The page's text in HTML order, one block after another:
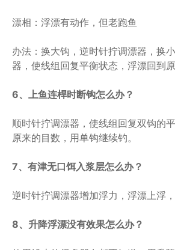
漂相：浮漂有动作，但老跑鱼
办法：换大钩，逆时针拧调漂器，换
器，使线组回复平衡状态，浮漂回到原
6、上鱼连桿时断钩怎么办？
顺时针拧调漂器，使线组回复双钩的
原来的目数，用单钩继续钓。
7、有津无口饵入浆层怎么办？
逆时针拧调漂器增加浮力，浮漂上浮
8、升降浮漂没有效果怎么办？